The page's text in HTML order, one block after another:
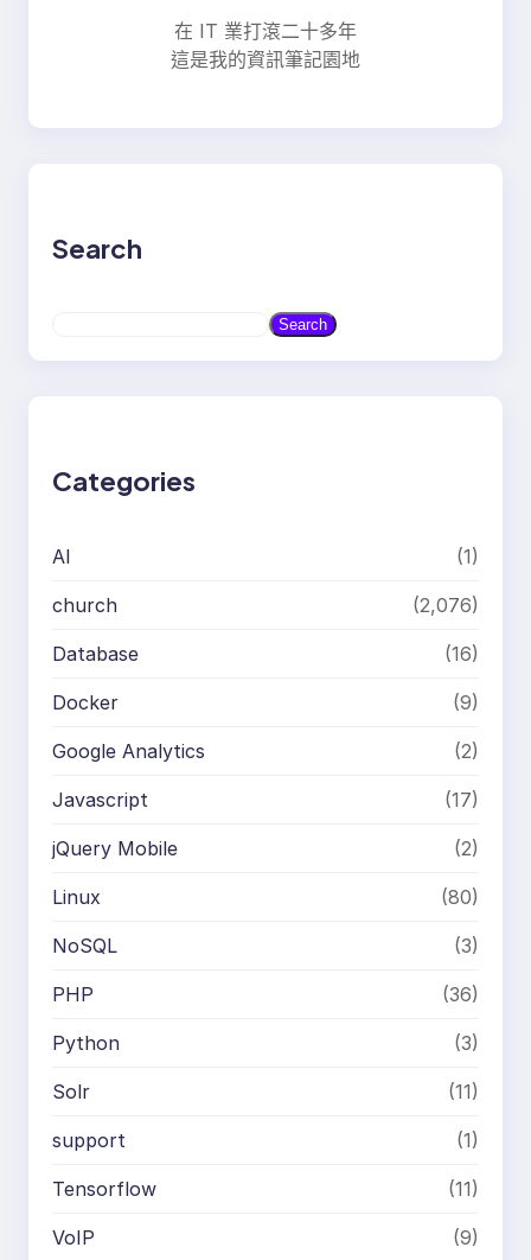
在 IT 業打滾二十多年
這是我的資訊筆記園地
Search
Search
Categories
AI (1)
church (2,076)
Database (16)
Docker (9)
Google Analytics (2)
Javascript (17)
jQuery Mobile (2)
Linux (80)
NoSQL (3)
PHP (36)
Python (3)
Solr (11)
support (1)
Tensorflow (11)
VoIP (9)